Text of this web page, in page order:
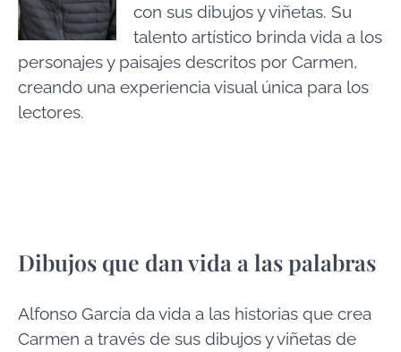
con sus dibujos y viñetas. Su
talento artístico brinda vida a los
personajes y paisajes descritos por Carmen,
creando una experiencia visual única para los
lectores.
Dibujos que dan vida a las palabras
Alfonso García da vida a las historias que crea
Carmen a través de sus dibujos y viñetas de